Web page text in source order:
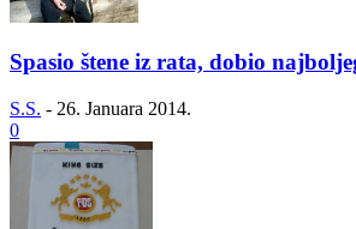
Spasio štene iz rata, dobio
S.S. - 26. Januara 2014.
0